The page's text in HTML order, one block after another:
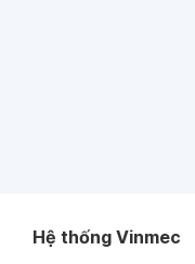
Hệ thống Vinmec